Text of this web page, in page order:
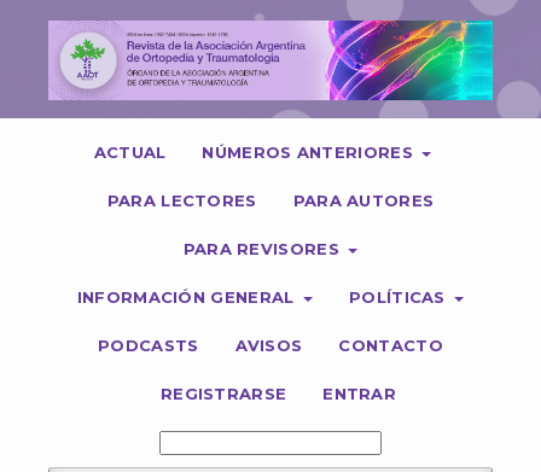
ACTUAL NÚMEROS ANTERIORES
PARA LECTORES PARA AUTORES
PARA REVISORES
INFORMACIÓN GENERAL POLÍTICAS
PODCASTS AVISOS CONTACTO
REGISTRARSE ENTRAR